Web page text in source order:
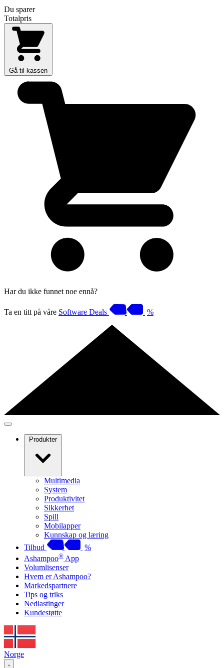
Du sparer
Totalpris
Gå til kassen
Har du ikke funnet noe ennå?
Ta en titt på våre Software Deals %
Produkter
Multimedia
System
Produktivitet
Sikkerhet
Spill
Mobilapper
Kunnskap og læring
Tilbud
%
Ashampoo® App
Volumlisenser
Hvem er Ashampoo?
Markedspartnere
Tips og triks
Nedlastinger
Kundestøtte
Norge